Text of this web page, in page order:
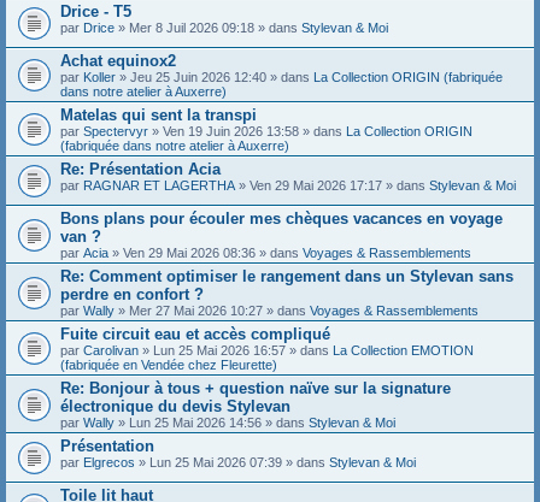
Drice - T5
par Drice » Mer 8 Juil 2026 09:18 » dans Stylevan & Moi
Achat equinox2
par Koller » Jeu 25 Juin 2026 12:40 » dans La Collection ORIGIN (fabriquée
dans notre atelier à Auxerre)
Matelas qui sent la transpi
par Spectervyr » Ven 19 Juin 2026 13:58 » dans La Collection ORIGIN
(fabriquée dans notre atelier à Auxerre)
Re: Présentation Acia
par RAGNAR ET LAGERTHA » Ven 29 Mai 2026 17:17 » dans Stylevan & Moi
Bons plans pour écouler mes chèques vacances en voyage
van ?
par Acia » Ven 29 Mai 2026 08:36 » dans Voyages & Rassemblements
Re: Comment optimiser le rangement dans un Stylevan sans
perdre en confort ?
par Wally » Mer 27 Mai 2026 10:27 » dans Voyages & Rassemblements
Fuite circuit eau et accès compliqué
par Carolivan » Lun 25 Mai 2026 16:57 » dans La Collection EMOTION
(fabriquée en Vendée chez Fleurette)
Re: Bonjour à tous + question naïve sur la signature
électronique du devis Stylevan
par Wally » Lun 25 Mai 2026 14:56 » dans Stylevan & Moi
Présentation
par Elgrecos » Lun 25 Mai 2026 07:39 » dans Stylevan & Moi
Toile lit haut